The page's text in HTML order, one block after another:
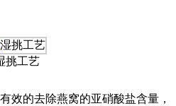
挑工艺
效的去除燕窝的亚硝酸盐含量，